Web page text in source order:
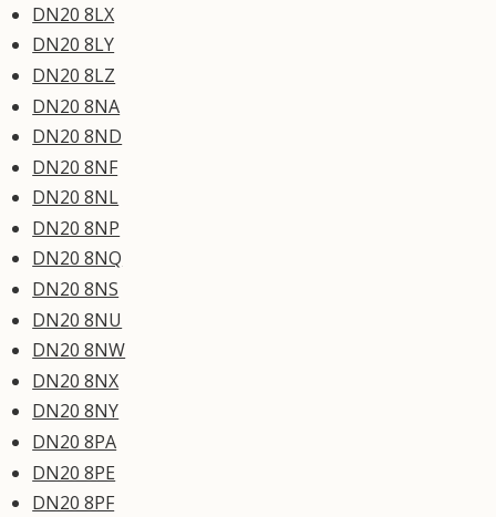
DN20 8LX
DN20 8LY
DN20 8LZ
DN20 8NA
DN20 8ND
DN20 8NF
DN20 8NL
DN20 8NP
DN20 8NQ
DN20 8NS
DN20 8NU
DN20 8NW
DN20 8NX
DN20 8NY
DN20 8PA
DN20 8PE
DN20 8PF